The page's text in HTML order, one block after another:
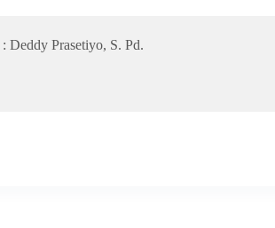
: Deddy Prasetiyo, S. Pd.